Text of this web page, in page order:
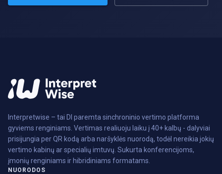
Interpretwise – tai DI paremta sinchroninio vertimo platforma
gyviems renginiams. Vertimas realiuoju laiku į 40+ kalbų - dalyviai
prisijungia per QR kodą arba naršyklės nuorodą, todėl nereikia jokių
vertimo kabinų ar specialių imtuvų. Sukurta konferencijoms,
įmonių renginiams ir hibridiniams formatams.
NUORODOS